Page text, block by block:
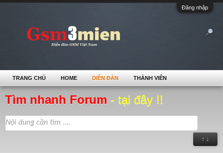
Đăng nhập
Tìm nhanh Forum - tại đây !!
↑ ↓
TRANG CHỦ HOME DIỄN ĐÀN THÀNH VIÊN